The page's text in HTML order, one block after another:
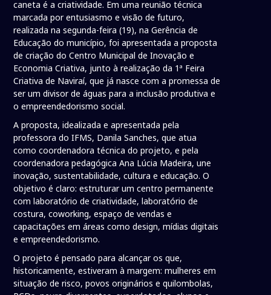
caneta é a criatividade. Em uma reunião técnica
marcada por entusiasmo e visão de futuro,
realizada na segunda-feira (19), na Gerência de
Educação do município, foi apresentada a proposta
de criação do Centro Municipal de Inovação e
Economia Criativa, junto à realização da 1ª Feira
Criativa de Naviraí, que já nasce com a promessa de
ser um divisor de águas para a inclusão produtiva e
o empreendedorismo social.
A proposta, idealizada e apresentada pela
professora do IFMS, Danila Sanches, que atua
como coordenadora técnica do projeto, e pela
coordenadora pedagógica Ana Lúcia Madeira, une
inovação, sustentabilidade, cultura e educação. O
objetivo é claro: estruturar um centro permanente
com laboratório de criatividade, laboratório de
costura, coworking, espaço de vendas e
capacitações em áreas como design, mídias digitais
e empreendedorismo.
O projeto é pensado para alcançar os que,
historicamente, estiveram à margem: mulheres em
situação de risco, povos originários e quilombolas,